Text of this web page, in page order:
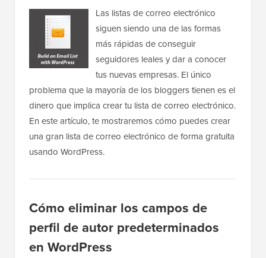
Las listas de correo electrónico
siguen siendo una de las formas
más rápidas de conseguir
seguidores leales y dar a conocer
tus nuevas empresas. El único
problema que la mayoría de los bloggers tienen es el
dinero que implica crear tu lista de correo electrónico.
En este artículo, te mostraremos cómo puedes crear
una gran lista de correo electrónico de forma gratuita
usando WordPress.
Cómo eliminar los campos de
perfil de autor predeterminados
en WordPress